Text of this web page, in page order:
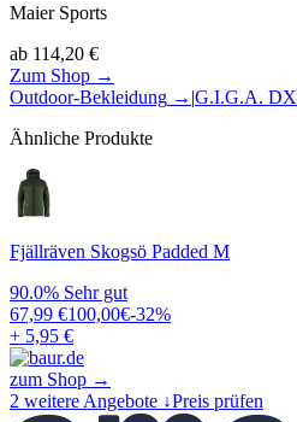
Maier Sports
ab 114,20 €
Zum Shop →
Outdoor-Bekleidung → |G.I.G.A. DX
Ähnliche Produkte
Fjällräven Skogsö Padded M
90.0% Sehr gut
67,99 €100,00€-32%
+ 5,95 €
zum Shop →
2 weitere Angebote ↓Preis prüfen